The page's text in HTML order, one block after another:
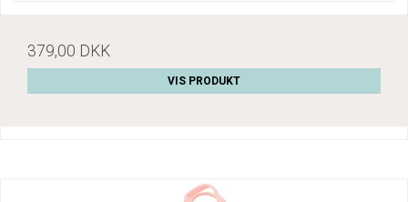
379,00 DKK
VIS PRODUKT